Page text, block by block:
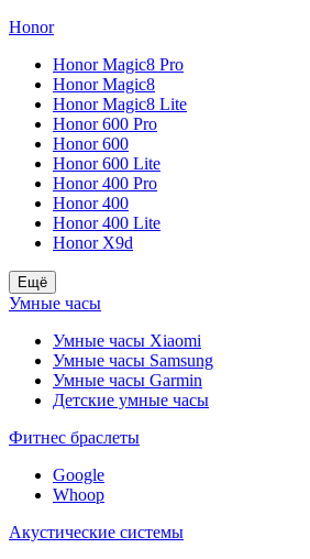
Honor
Honor Magic8 Pro
Honor Magic8
Honor Magic8 Lite
Honor 600 Pro
Honor 600
Honor 600 Lite
Honor 400 Pro
Honor 400
Honor 400 Lite
Honor X9d
Ещё
Умные часы
Умные часы Xiaomi
Умные часы Samsung
Умные часы Garmin
Детские умные часы
Фитнес браслеты
Google
Whoop
Акустические системы